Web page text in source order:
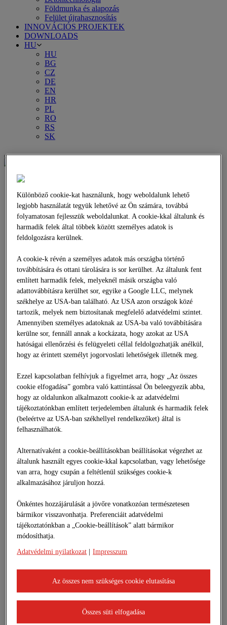
Földmunka és alapozás
Felület újrahasznosítás
INNOVÁCIÓS PROJEKTEK
DOWNLOADS
HU
HU
BG
CZ
DE
EN
HR
PL
RO
RS
SK
Különböző cookie-kat használunk, hogy weboldalunk lehető
legjobb használatát tegyük lehetővé az Ön számára, továbbá
folyamatosan fejlesszük weboldalunkat. A cookie-kkal általunk és
harmadik felek által többek között személyes adatok is
feldolgozásra kerülnek.
A cookie-k révén a személyes adatok más országba történő
továbbítására és ottani tárolására is sor kerülhet. Az általunk fent
említett harmadik felek, melyeknél másik országba való
adattovábbításra kerülhet sor, egyike a Google LLC, melynek
székhelye az USA-ban található. Az USA azon országok közé
tartozik, melyek nem biztosítanak megfelelő adatvédelmi szintet.
Amennyiben személyes adatoknak az USA-ba való továbbítására
kerülne sor, fennáll annak a kockázata, hogy azokat az USA
hatóságai ellenőrzési és felügyeleti céllal feldolgozhatják anélkül,
hogy az érintett személyt jogorvoslati lehetőségek illetnék meg.
Ezzel kapcsolatban felhívjuk a figyelmet arra, hogy „Az összes
cookie elfogadása” gombra való kattintással Ön beleegyezik abba,
hogy az oldalunkon alkalmazott cookie-k az adatvédelmi
tájékoztatónkban említett terjedelemben általunk és harmadik felek
(beleértve az USA-ban székhellyel rendelkezőket) által is
felhasználhatók.
Alternatívaként a cookie-beállításokban beállításokat végezhet az
általunk használt egyes cookie-kkal kapcsolatban, vagy lehetősége
van arra, hogy csupán a feltétlenül szükséges cookie-k
alkalmazásához járuljon hozzá.
Önkéntes hozzájárulását a jövőre vonatkozóan természetesen
bármikor visszavonhatja. Preferenciáit adatvédelmi
tájékoztatónkban a „Cookie-beállítások” alatt bármikor
módosíthatja.
Adatvédelmi nyilatkozat Impresszum
Az összes nem szükséges cookie elutasítása
Összes süti elfogadása